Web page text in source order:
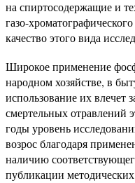
на спиртосодержащие и
газо-
качество этого вида
Широкое применение
народном хозяйстве, в
использование их влечет
смертельных отравлений
годы уровень
возрос благодаря
наличию
публикации